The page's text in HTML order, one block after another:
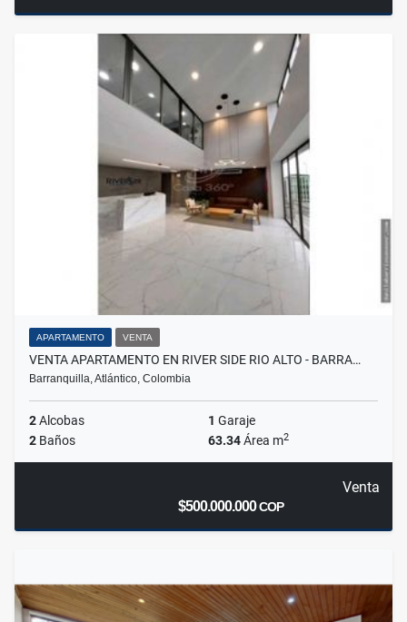
APARTAMENTO VENTA
VENTA APARTAMENTO EN RIVER SIDE RIO ALTO - BARRA…
Barranquilla, Atlántico, Colombia
2Alcobas 1 Garaje
2 Baños 63.34Área m2
Venta
$500.000.000COP